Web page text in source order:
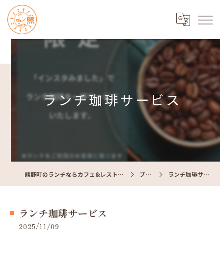
ランチ珈琲サービス
熊野町のランチならカフェ&レストラン Cafe照 ブログ ランチ珈琲サービス
ランチ珈琲サービス
2025/11/09